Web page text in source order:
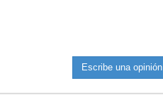
Escribe una opinión